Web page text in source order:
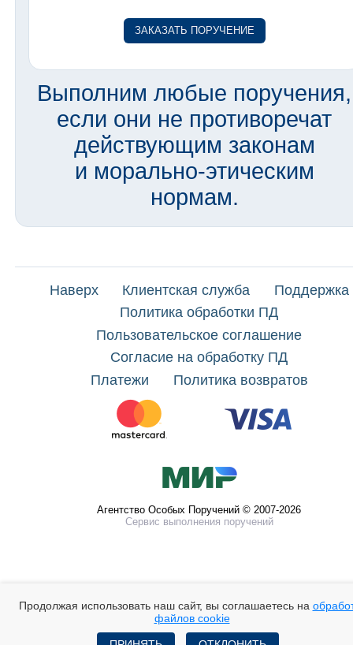
Продолжая использовать наш сайт, вы соглашаетесь на
файлов cookie
ЗАКАЗАТЬ ПОРУЧЕНИЕ
Выполним любые поручения,
если они не противоречат
действующим законам
и морально-этическим
нормам.
Наверх Клиентская служба
Поддержка
Политика обработки ПД
Пользовательское соглашение
Согласие на обработку ПД
Платежи
Политика возвратов
Агентство Особых Поручений © 2007-2026
Сервис выполнения поручений